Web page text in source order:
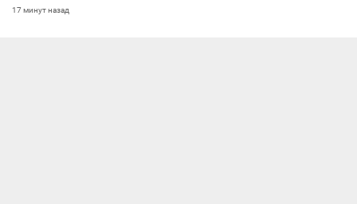
17 минут назад